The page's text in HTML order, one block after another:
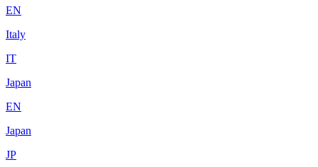
EN
Italy
IT
Japan
EN
Japan
JP